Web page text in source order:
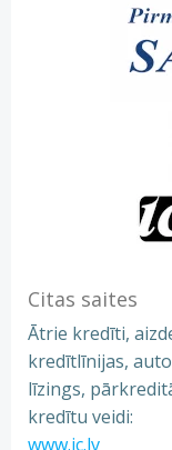
Citas saites
Ātrie kredīti,
kredītlīnijas,
līzings,
kredītu veidi:
www.ic.lv